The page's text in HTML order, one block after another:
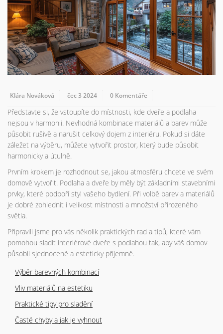
Klára Nováková čec 3 2024 0 Komentáře
Představte si, že vstoupíte do místnosti, kde dveře a podlaha
nejsou v harmonii. Nevhodná kombinace materiálů a barev může
působit rušivě a narušit celkový dojem z interiéru. Pokud si dáte
záležet na výběru, můžete vytvořit prostor, který bude působit
harmonicky a útulně.
Prvním krokem je rozhodnout se, jakou atmosféru chcete ve svém
domově vytvořit. Podlaha a dveře by měly být základními stavebními
prvky, které podpoří styl vašeho bydlení. Při volbě barev a materiálů
je dobré zohlednit i velikost místnosti a množství přirozeného
světla.
Připravili jsme pro vás několik praktických rad a tipů, které vám
pomohou sladit interiérové dveře s podlahou tak, aby váš domov
působil sjednoceně a esteticky příjemně.
Výběr barevných kombinací
Vliv materiálů na estetiku
Praktické tipy pro sladění
Časté chyby a jak je vyhnout